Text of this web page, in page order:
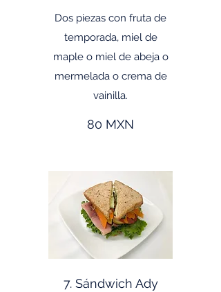
Dos piezas con fruta de
temporada, miel de
maple o miel de abeja o
mermelada o crema de
vainilla.
80 MXN
7. Sándwich Ady